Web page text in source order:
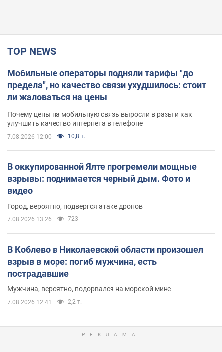
TOP NEWS
Мобильные операторы подняли тарифы "до
предела", но качество связи ухудшилось: стоит
ли жаловаться на цены
Почему цены на мобильную связь выросли в разы и как
улучшить качество интернета в телефоне
7.08.2026 12:00 10,8 т.
В оккупированной Ялте прогремели мощные
взрывы: поднимается черный дым. Фото и
видео
Город, вероятно, подвергся атаке дронов
7.08.2026 13:26 723
В Коблево в Николаевской области произошел
взрыв в море: погиб мужчина, есть
пострадавшие
Мужчина, вероятно, подорвался на морской мине
7.08.2026 12:41 2,2 т.